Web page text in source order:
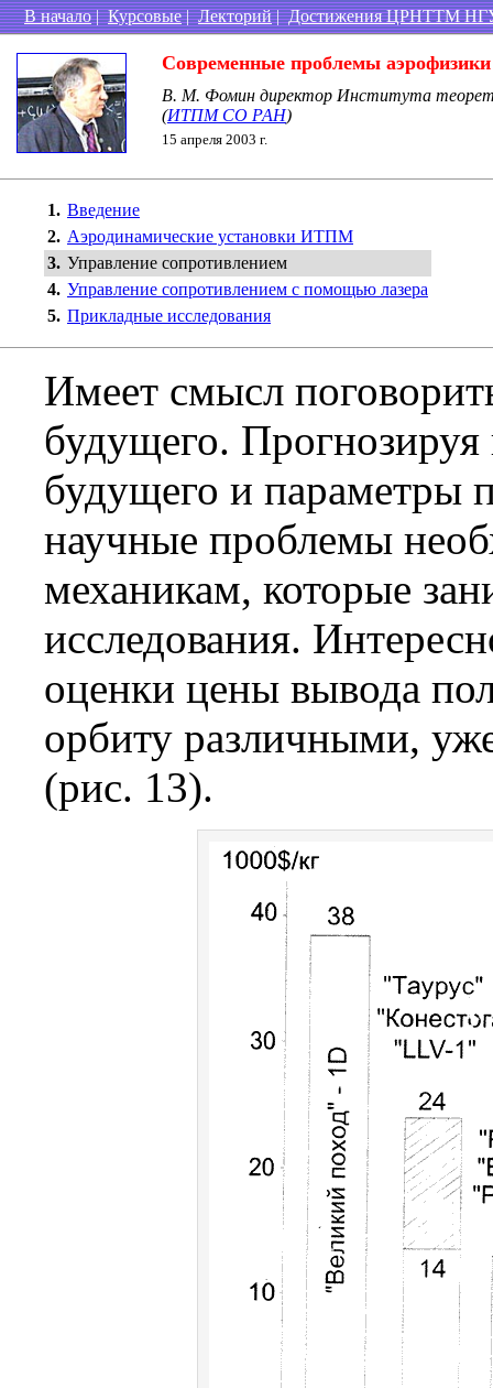
В начало|Курсовые|Лекторий|Достижения ЦРНТТМ
Современные проблемы аэрофизики
В. М. Фомин директор Института
(ИТПМ СО РАН)
15 апреля 2003 г.
1. Введение
2. Аэродинамические установки ИТПМ
3. Управление сопротивлением
4. Управление сопротивлением с помощью лазера
5. Прикладные исследования
Имеет смысл
будущего.
будущего и параметры
научные проблемы
механикам, которые
исследования.
оценки цены вывода
орбиту различными,
(рис. 13).